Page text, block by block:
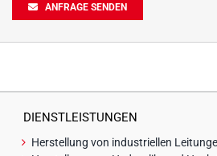
ANFRAGE SENDEN
DIENSTLEISTUNGEN
Herstellung von industriellen